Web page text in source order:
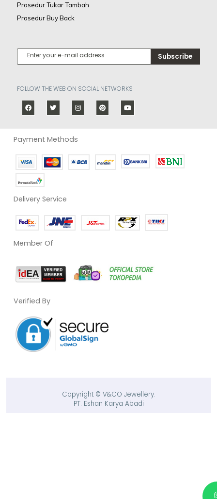
Prosedur Tukar Tambah
Prosedur Buy Back
Subscribe
FOLLOW THE WEB ON SOCIAL NETWORKS
Payment Methods
Delivery Service
Member Of
Verified By
Copyright © V&CO Jewellery.
PT. Eshan Karya Abadi